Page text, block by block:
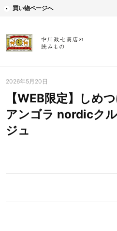
買い物ページへ
2026年5月20日
【WEB限定】しめ
アンゴラ nordicク
ジュ